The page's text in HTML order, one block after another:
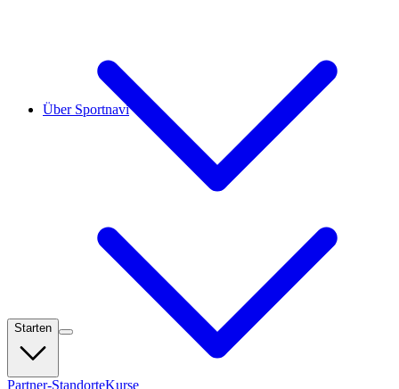
Starten
Partner-StandorteKurse
Über Sportnavi